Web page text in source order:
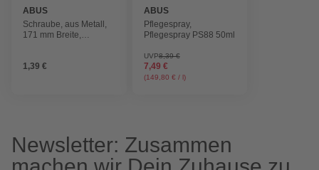
ABUS
Schraube, aus Metall,
171 mm Breite,
1,39 €
ABUS
Pflegespray,
Pflegespray PS88 50ml
UVP8,39 €
7,49 €
(149,80 € / l)
Newsletter: Zusammen